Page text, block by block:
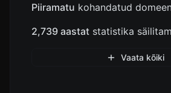
Piiramatu kohandatud
2,739 aastat statistika
Vaata kõiki